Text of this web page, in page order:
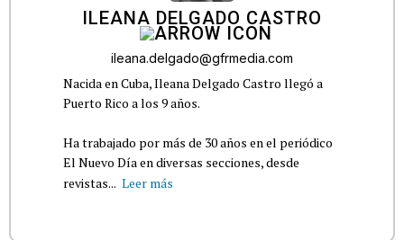
ILEANA DELGADO CASTRO
ileana.delgado@gfrmedia.com
Nacida en Cuba, Ileana Delgado Castro llegó a
Puerto Rico a los 9 años.
Ha trabajado por más de 30 años en el periódico
El Nuevo Día en diversas secciones, desde
revistas... Leer más